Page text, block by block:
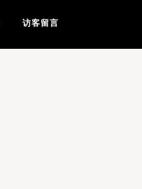
访客留言